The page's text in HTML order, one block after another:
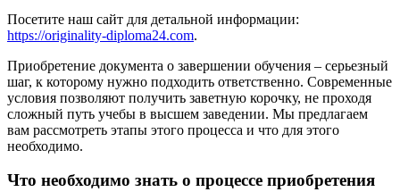
Посетите наш сайт для детальной информации:
https://originality-diploma24.com.
Приобретение документа о завершении обучения – серьезный
шаг, к которому нужно подходить ответственно. Современные
условия позволяют получить заветную корочку, не проходя
сложный путь учебы в высшем заведении. Мы предлагаем
вам рассмотреть этапы этого процесса и что для этого
необходимо.
Что необходимо знать о процессе приобретения